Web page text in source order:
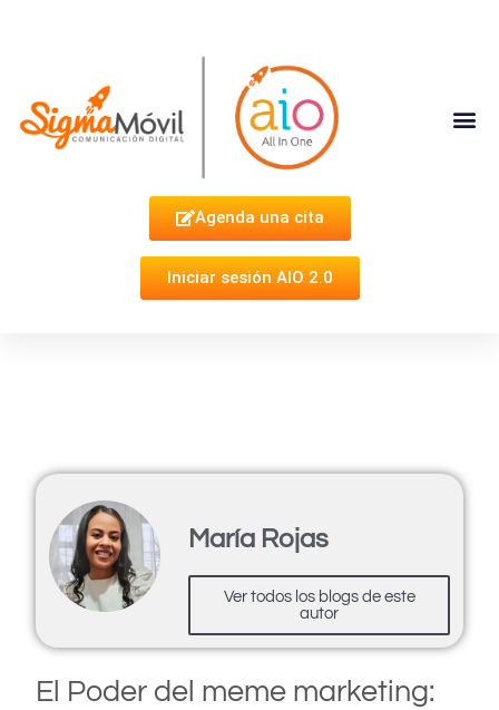
Agenda una cita
Iniciar sesión AIO 2.0
María Rojas
Ver todos los blogs de este
autor
El Poder del meme marketing: